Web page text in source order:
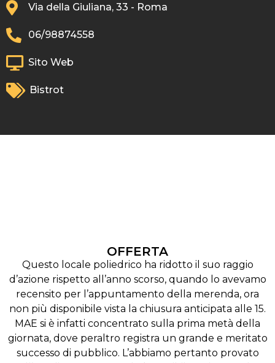
Via della Giuliana, 33 - Roma
06/98874558
Sito Web
Bistrot
OFFERTA
Questo locale poliedrico ha ridotto il suo raggio
d’azione rispetto all’anno scorso, quando lo avevamo
recensito per l’appuntamento della merenda, ora
non più disponibile vista la chiusura anticipata alle 15.
MAE si è infatti concentrato sulla prima metà della
giornata, dove peraltro registra un grande e meritato
successo di pubblico. L’abbiamo pertanto provato